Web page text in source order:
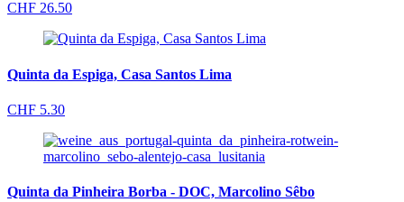
CHF 26.50
Quinta da Espiga, Casa Santos Lima
CHF 5.30
Quinta da Pinheira Borba - DOC, Marcolino Sêbo